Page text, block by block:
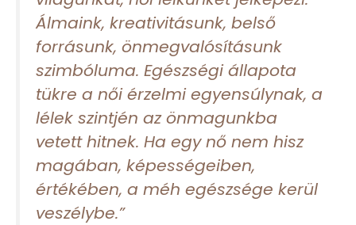
Álmaink, kreativitásunk, belső
forrásunk, önmegvalósításunk
szimbóluma. Egészségi állapota
tükre a női érzelmi egyensúlynak, a
lélek szintjén az önmagunkba
vetett hitnek. Ha egy nő nem hisz
magában, képességeiben,
értékében, a méh egészsége kerül
veszélybe.”